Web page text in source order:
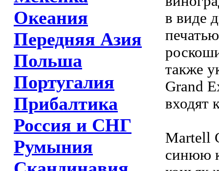
Океания
Передняя Азия
Польша
Португалия
Прибалтика
Россия и СНГ
Румыния
в виде
также
Grand
входят
Martell
синюю